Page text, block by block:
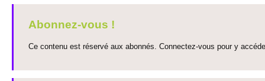
Abonnez-vous !
Ce contenu est réservé aux abonnés. Connectez-vous pour y